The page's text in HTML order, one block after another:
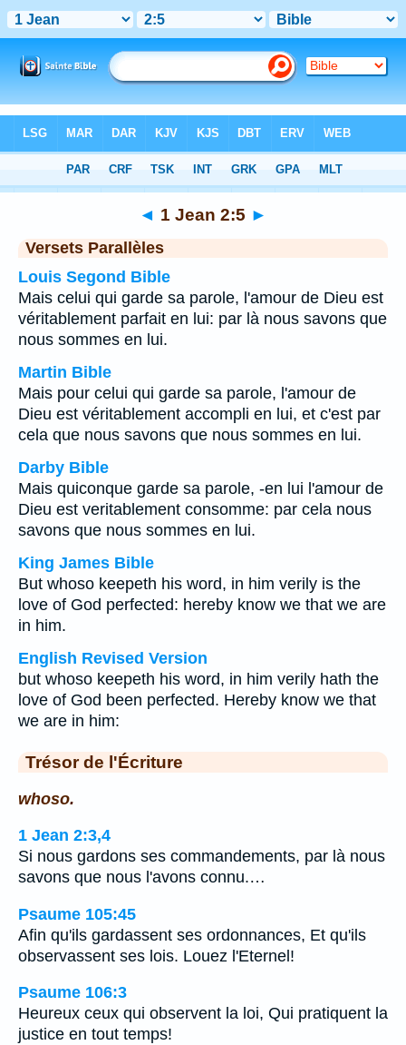
Chapitre 2> Verset 5
◄ 1 Jean 2:5 ►
Versets Parallèles
Louis Segond Bible
Mais celui qui garde sa parole, l'amour de Dieu est
véritablement parfait en lui: par là nous savons que
nous sommes en lui.
Martin Bible
Mais pour celui qui garde sa parole, l'amour de
Dieu est véritablement accompli en lui, et c'est par
cela que nous savons que nous sommes en lui.
Darby Bible
Mais quiconque garde sa parole, -en lui l'amour de
Dieu est veritablement consomme: par cela nous
savons que nous sommes en lui.
King James Bible
But whoso keepeth his word, in him verily is the
love of God perfected: hereby know we that we are
in him.
English Revised Version
but whoso keepeth his word, in him verily hath the
love of God been perfected. Hereby know we that
we are in him:
Trésor de l'Écriture
whoso.
1 Jean 2:3,4
Si nous gardons ses commandements, par là nous
savons que nous l'avons connu.…
Psaume 105:45
Afin qu'ils gardassent ses ordonnances, Et qu'ils
observassent ses lois. Louez l'Eternel!
Psaume 106:3
Heureux ceux qui observent la loi, Qui pratiquent la
justice en tout temps!